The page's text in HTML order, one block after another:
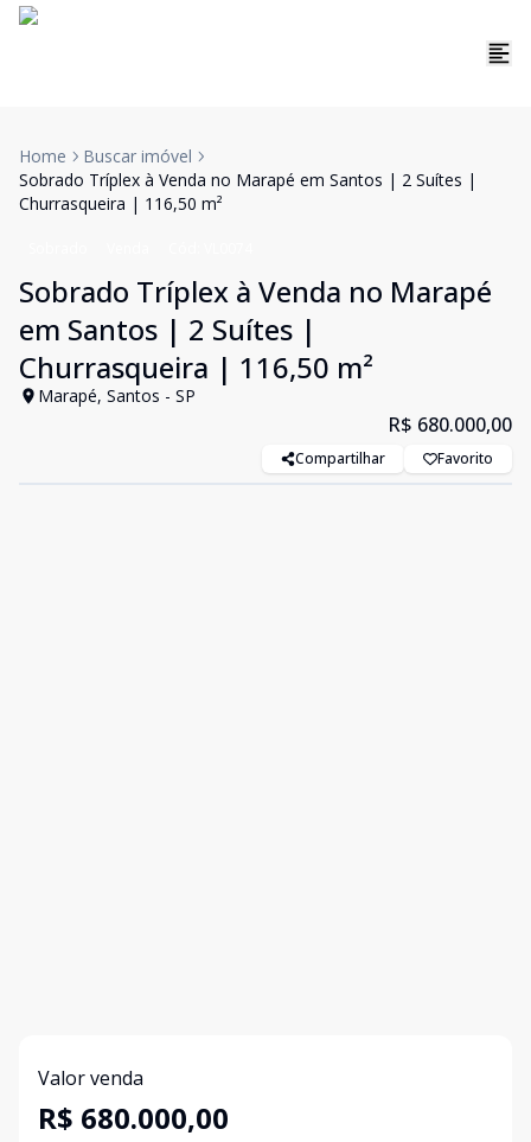
Home
Buscar imóvel
Sobrado Tríplex à Venda no Marapé em Santos | 2 Suítes |
Churrasqueira | 116,50 m²
Sobrado Tríplex à Venda no Marapé
em Santos | 2 Suítes |
Churrasqueira | 116,50 m²
Marapé, Santos - SP
R$ 680.000,00
Compartilhar Favorito
Valor venda
R$ 680.000,00